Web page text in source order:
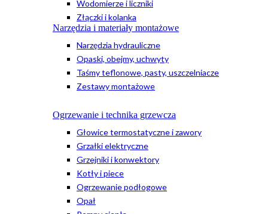
Wodomierze i liczniki
Złączki i kolanka
Narzędzia i materiały montażowe
Narzędzia hydrauliczne
Opaski, obejmy, uchwyty
Taśmy teflonowe, pasty, uszczelniacze
Zestawy montażowe
Ogrzewanie i technika grzewcza
Głowice termostatyczne i zawory
Grzałki elektryczne
Grzejniki i konwektory
Kotły i piece
Ogrzewanie podłogowe
Opał